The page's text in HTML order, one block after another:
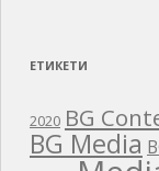
ЕТИКЕТИ
2020 BG
BG Media